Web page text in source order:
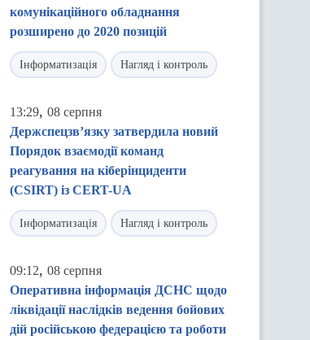
комунікаційного обладнання
розширено до 2020 позицій
Інформатизація Нагляд і контроль
13:29, 08 серпня
Держспецзв’язку затвердила новий
Порядок взаємодії команд
реагування на кіберінциденти
(CSIRT) із CERT-UA
Інформатизація Нагляд і контроль
09:12, 08 серпня
Оперативна інформація ДСНС щодо
ліквідації наслідків ведення бойових
дій російською федерацією та роботи